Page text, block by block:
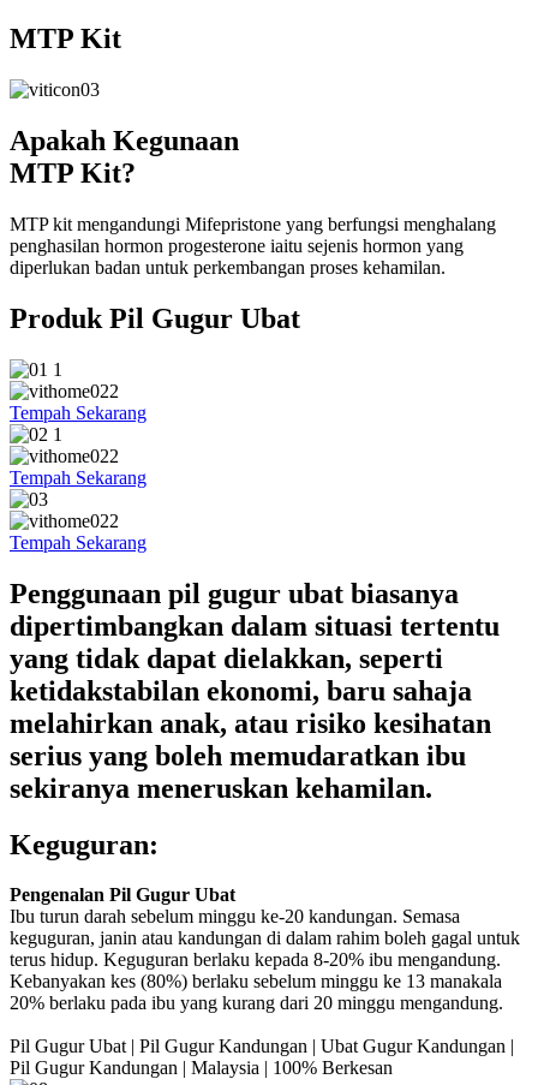
MTP Kit
Apakah Kegunaan
MTP Kit?
MTP kit mengandungi Mifepristone yang berfungsi menghalang
penghasilan hormon progesterone iaitu sejenis hormon yang
diperlukan badan untuk perkembangan proses kehamilan.
Produk Pil Gugur Ubat
Tempah Sekarang
Tempah Sekarang
Tempah Sekarang
Penggunaan pil gugur ubat biasanya
dipertimbangkan dalam situasi tertentu
yang tidak dapat dielakkan, seperti
ketidakstabilan ekonomi, baru sahaja
melahirkan anak, atau risiko kesihatan
serius yang boleh memudaratkan ibu
sekiranya meneruskan kehamilan.
Keguguran:
Pengenalan Pil Gugur Ubat
Ibu turun darah sebelum minggu ke-20 kandungan. Semasa
keguguran, janin atau kandungan di dalam rahim boleh gagal untuk
terus hidup. Keguguran berlaku kepada 8-20% ibu mengandung.
Kebanyakan kes (80%) berlaku sebelum minggu ke 13 manakala
20% berlaku pada ibu yang kurang dari 20 minggu mengandung.
Pil Gugur Ubat | Pil Gugur Kandungan | Ubat Gugur Kandungan |
Pil Gugur Kandungan | Malaysia | 100% Berkesan